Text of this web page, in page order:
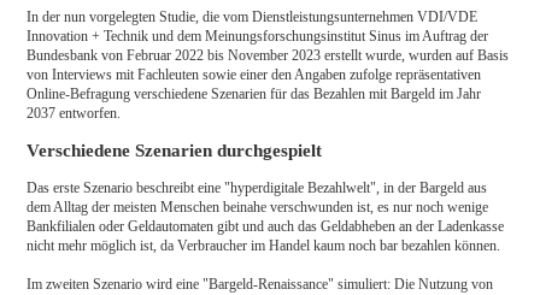
In der nun vorgelegten Studie, die vom Dienstleistungsunternehmen VDI/VDE
Innovation + Technik und dem Meinungsforschungsinstitut Sinus im Auftrag der
Bundesbank von Februar 2022 bis November 2023 erstellt wurde, wurden auf Basis
von Interviews mit Fachleuten sowie einer den Angaben zufolge repräsentativen
Online-Befragung verschiedene Szenarien für das Bezahlen mit Bargeld im Jahr
2037 entworfen.
Verschiedene Szenarien durchgespielt
Das erste Szenario beschreibt eine "hyperdigitale Bezahlwelt", in der Bargeld aus
dem Alltag der meisten Menschen beinahe verschwunden ist, es nur noch wenige
Bankfilialen oder Geldautomaten gibt und auch das Geldabheben an der Ladenkasse
nicht mehr möglich ist, da Verbraucher im Handel kaum noch bar bezahlen können.
Im zweiten Szenario wird eine "Bargeld-Renaissance" simuliert: Die Nutzung von